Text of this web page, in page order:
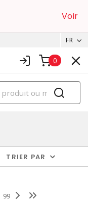
Voir
FR
0
TRIER PAR
99